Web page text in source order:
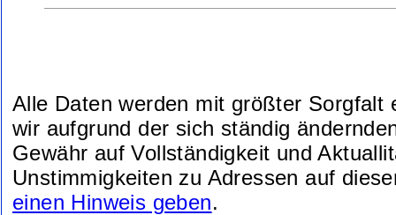
Alle Daten werden mit größter Sorgfalt
wir aufgrund der sich ständig
Gewähr auf Vollständigkeit und
Unstimmigkeiten zu Adressen auf
einen Hinweis geben.